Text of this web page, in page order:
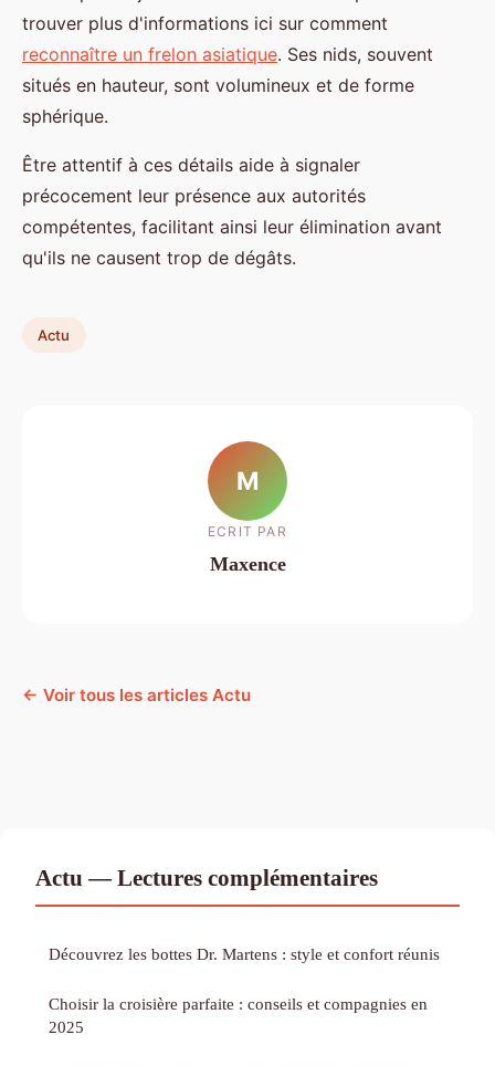
trouver plus d'informations ici sur comment
reconnaître un frelon asiatique. Ses nids, souvent
situés en hauteur, sont volumineux et de forme
sphérique.
Être attentif à ces détails aide à signaler
précocement leur présence aux autorités
compétentes, facilitant ainsi leur élimination avant
qu'ils ne causent trop de dégâts.
Actu
M
ECRIT PAR
Maxence
← Voir tous les articles Actu
Actu — Lectures complémentaires
Découvrez les bottes Dr. Martens : style et confort réunis
Choisir la croisière parfaite : conseils et compagnies en
2025